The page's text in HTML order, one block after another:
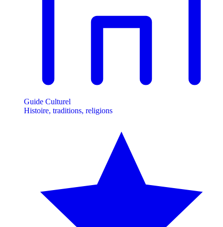
Guide Culturel
Histoire, traditions, religions